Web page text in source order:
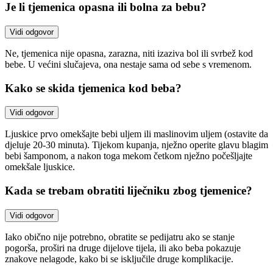
Je li tjemenica opasna ili bolna za bebu?
Vidi odgovor
Ne, tjemenica nije opasna, zarazna, niti izaziva bol ili svrbež kod
bebe. U većini slučajeva, ona nestaje sama od sebe s vremenom.
Kako se skida tjemenica kod beba?
Vidi odgovor
Ljuskice prvo omekšajte bebi uljem ili maslinovim uljem (ostavite da
djeluje 20-30 minuta). Tijekom kupanja, nježno operite glavu blagim
bebi šamponom, a nakon toga mekom četkom nježno počešljajte
omekšale ljuskice.
Kada se trebam obratiti liječniku zbog tjemenice?
Vidi odgovor
Iako obično nije potrebno, obratite se pedijatru ako se stanje
pogorša, proširi na druge dijelove tijela, ili ako beba pokazuje
znakove nelagode, kako bi se isključile druge komplikacije.